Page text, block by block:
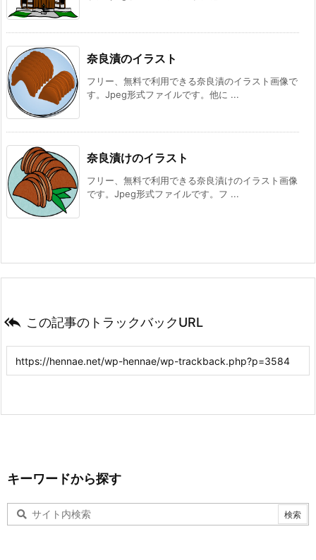
奈良漬のイラスト
フリー、無料で利用できる奈良漬のイラスト画像で
す。Jpeg形式ファイルです。他に ...
奈良漬けのイラスト
フリー、無料で利用できる奈良漬けのイラスト画像
です。Jpeg形式ファイルです。フ ...
 この記事のトラックバックURL
キーワードから探す